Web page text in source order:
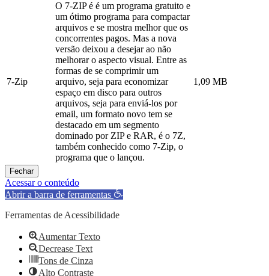
7-Zip
O 7-ZIP é é um programa gratuito e
um ótimo programa para compactar
arquivos e se mostra melhor que os
concorrentes pagos. Mas a nova
versão deixou a desejar ao não
melhorar o aspecto visual. Entre as
formas de se comprimir um
arquivo, seja para economizar
espaço em disco para outros
arquivos, seja para enviá-los por
email, um formato novo tem se
destacado em um segmento
dominado por ZIP e RAR, é o 7Z,
também conhecido como 7-Zip, o
programa que o lançou.
1,09 MB
Fechar
Acessar o conteúdo
Abrir a barra de ferramentas
Ferramentas de Acessibilidade
Aumentar Texto
Decrease Text
Tons de Cinza
Alto Contraste